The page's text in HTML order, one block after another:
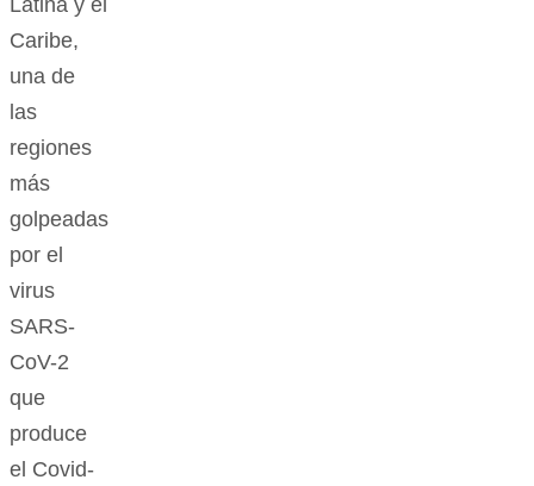
Latina y el
Caribe,
una de
las
regiones
más
golpeadas
por el
virus
SARS-
CoV-2
que
produce
el Covid-